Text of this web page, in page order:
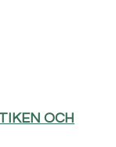
OCH